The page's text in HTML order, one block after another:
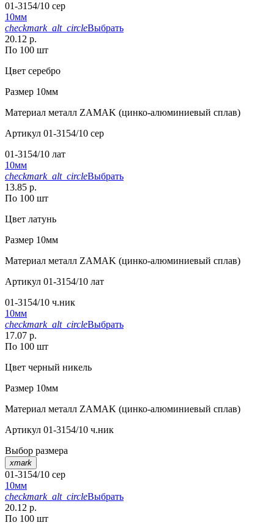
01-3154/10 сер
10мм
checkmark_alt_circleВыбрать
20.12 р.
По 100 шт
Цвет серебро
Размер 10мм
Материал металл ZAMAK (цинко-алюминиевый сплав)
Артикул 01-3154/10 сер
01-3154/10 лат
10мм
checkmark_alt_circleВыбрать
13.85 р.
По 100 шт
Цвет латунь
Размер 10мм
Материал металл ZAMAK (цинко-алюминиевый сплав)
Артикул 01-3154/10 лат
01-3154/10 ч.ник
10мм
checkmark_alt_circleВыбрать
17.07 р.
По 100 шт
Цвет черный никель
Размер 10мм
Материал металл ZAMAK (цинко-алюминиевый сплав)
Артикул 01-3154/10 ч.ник
Выбор размера
xmark
01-3154/10 сер
10мм
checkmark_alt_circleВыбрать
20.12 р.
По 100 шт